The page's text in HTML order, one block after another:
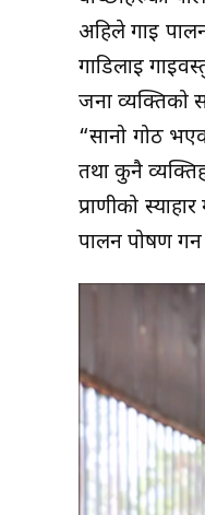
अहिले गाई
गाडिलाई
जना व्यक्तिको
“सानो गोठ
तथा कुनै
प्राणीको
पालन पोषण